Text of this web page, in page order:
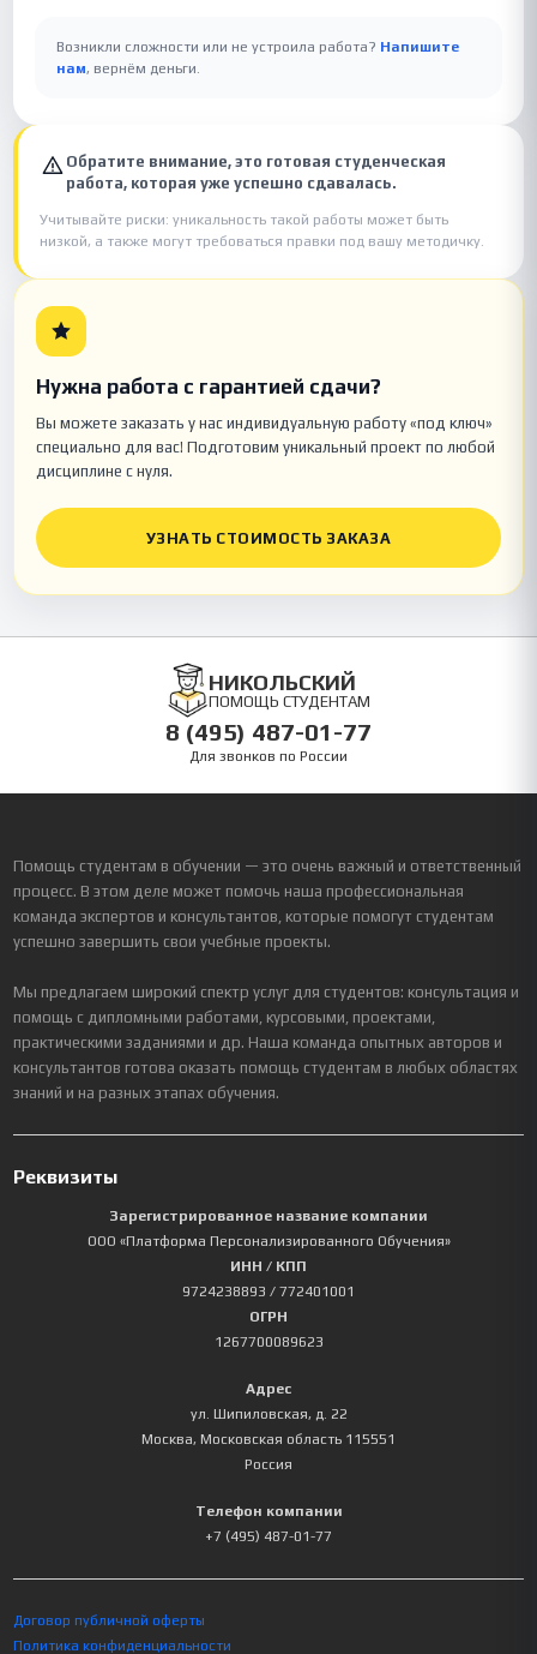
Возникли сложности или не устроила работа? Напишите
нам, вернём деньги.
Обратите внимание, это готовая студенческая
работа, которая уже успешно сдавалась.
Учитывайте риски: уникальность такой работы может быть
низкой, а также могут требоваться правки под вашу методичку.
Нужна работа с гарантией сдачи?
Вы можете заказать у нас индивидуальную работу «под ключ»
специально для вас! Подготовим уникальный проект по любой
дисциплине с нуля.
УЗНАТЬ СТОИМОСТЬ ЗАКАЗА
НИКОЛЬСКИЙ
ПОМОЩЬ СТУДЕНТАМ
8 (495) 487-01-77
Для звонков по России
Помощь студентам в обучении — это очень важный и ответственный
процесс. В этом деле может помочь наша профессиональная
команда экспертов и консультантов, которые помогут студентам
успешно завершить свои учебные проекты.
Мы предлагаем широкий спектр услуг для студентов: консультация и
помощь с дипломными работами, курсовыми, проектами,
практическими заданиями и др. Наша команда опытных авторов и
консультантов готова оказать помощь студентам в любых областях
знаний и на разных этапах обучения.
Реквизиты
Зарегистрированное название компании
ООО «Платформа Персонализированного Обучения»
ИНН / КПП
9724238893 / 772401001
ОГРН
1267700089623
Адрес
ул. Шипиловская, д. 22
Москва, Московская область 115551
Россия
Телефон компании
+7 (495) 487-01-77
Договор публичной оферты
Политика конфиденциальности